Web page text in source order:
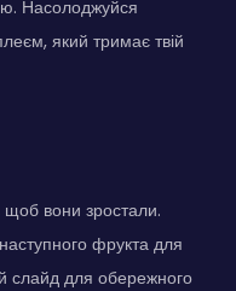
Насолоджуйся
який тримає твій
щоб вони зростали.
фрукта для
слайд для обережного